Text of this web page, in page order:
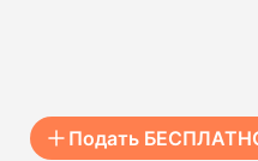
Подать